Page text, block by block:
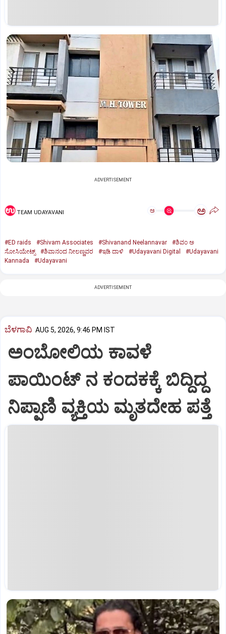
ADVERTISEMENT
TEAM UDAYAVANI ಅ ಅ
#ED raids #Shivam Associates #Shivanand Neelannavar
#ಶಿವಂ ಅ
ಸೋಸಿಯೇಟ್ಸ್
#ಶಿವಾನಂದ ನೀಲಣ್ಣವರ #ಇಡಿ ದಾಳಿ #Udayavani Digital
#Udayavani
Kannada
#Udayavani
ADVERTISEMENT
ಬೆಳಗಾವಿ AUG 5, 2026, 9:46 PM IST
ಅಂಬೋಲಿಯ ಕಾವಳೆ‌
ಪಾಯಿಂಟ್ ನ ಕಂದಕಕ್ಕೆ ಬಿದ್ದಿದ್ದ
ನಿಪ್ಪಾಣಿ ವ್ಯಕ್ತಿಯ ಮೃತದೇಹ ಪತ್ತೆ